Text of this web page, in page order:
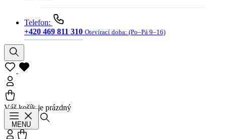
Telefon:
+420 469 811 310 Otevírací doba: (Po–Pá 9–16)
Váš košík je prázdný
MENU
Přihlásit se